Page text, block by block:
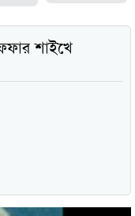
শাইখে